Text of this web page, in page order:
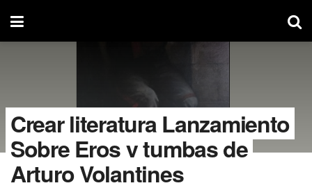
Crear literatura Lanzamiento
Sobre Eros y tumbas de
Arturo Volantines